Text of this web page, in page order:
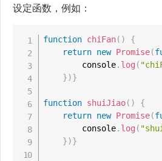
设定函数，例如：
function chiFan( )
{
return new Promise(
        console
. log (
})}
function shuiJiao( )
{
return new Promise(
        console
. log (
})}